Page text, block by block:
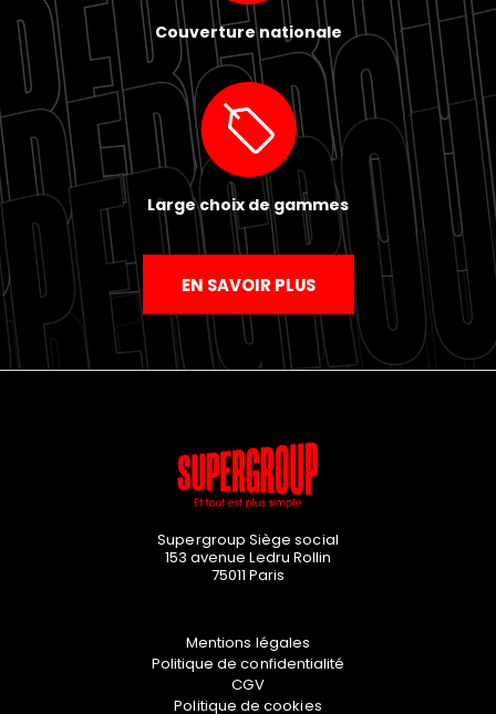
Couverture nationale
Large choix de gammes
EN SAVOIR PLUS
Supergroup Siège social
153 avenue Ledru Rollin
75011 Paris
Mentions légales
Politique de confidentialité
CGV
Politique de cookies